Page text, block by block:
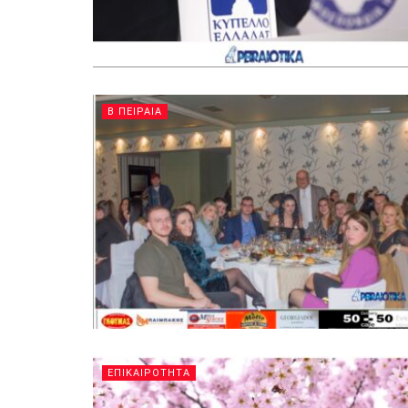
Β ΠΕΙΡΑΙΑ
ΕΠΙΚΑΙΡΟΤΗΤΑ